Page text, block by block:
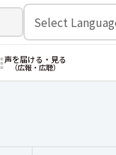
声を届ける・見る
（広報・広聴）